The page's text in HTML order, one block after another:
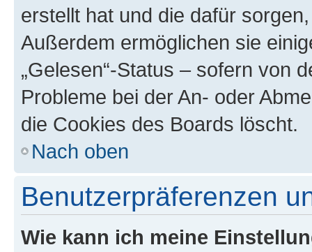
erstellt hat und die dafür
Außerdem ermöglichen sie
„Gelesen“-Status – sofern von
Probleme bei der An- oder
die Cookies des Boards löscht.
Nach oben
Benutzerpräferenzen
Wie kann ich meine